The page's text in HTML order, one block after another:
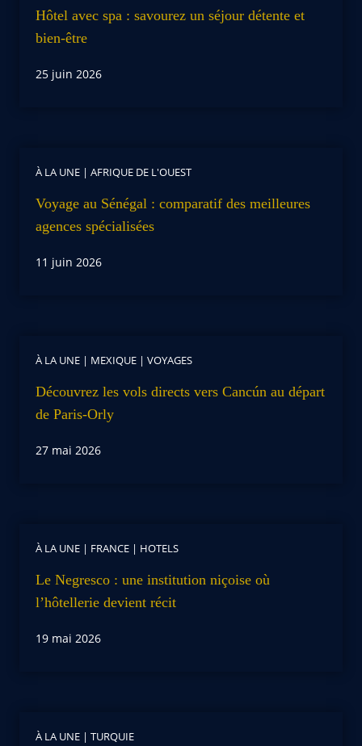
Hôtel avec spa : savourez un séjour détente et
bien-être
25 juin 2026
À LA UNE | AFRIQUE DE L'OUEST
Voyage au Sénégal : comparatif des meilleures
agences spécialisées
11 juin 2026
À LA UNE | MEXIQUE | VOYAGES
Découvrez les vols directs vers Cancún au départ
de Paris-Orly
27 mai 2026
À LA UNE | FRANCE | HOTELS
Le Negresco : une institution niçoise où
l’hôtellerie devient récit
19 mai 2026
À LA UNE | TURQUIE